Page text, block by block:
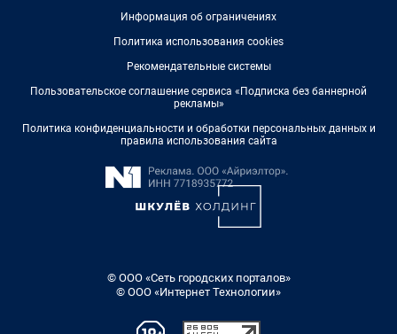
Информация об ограничениях
Политика использования cookies
Рекомендательные системы
Пользовательское соглашение сервиса «Подписка без баннерной
рекламы»
Политика конфиденциальности и обработки персональных данных и
правила использования сайта
© ООО «Сеть городских порталов»
© ООО «Интернет Технологии»